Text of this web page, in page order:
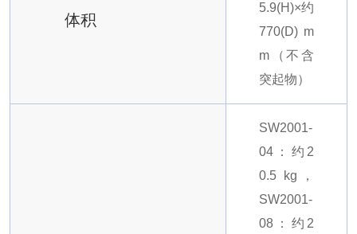
体积
5.9(H)×约
770(D) m
m（不含
突起物）
SW2001-
04：约2
0.5 kg，
SW2001-
08：约2